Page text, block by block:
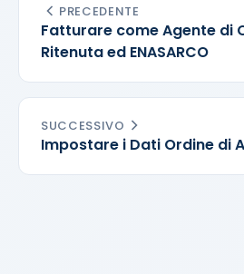
PRECEDENTE
Fatturare come Agente di
Ritenuta ed ENASARCO
SUCCESSIVO
Impostare i Dati Ordine di